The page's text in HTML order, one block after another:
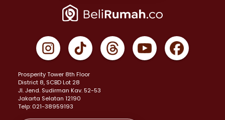
Properti Dijual di Jakarta Pusat >
Properti Dijual di Gambir >
Properti Dijual di Johar Baru >
Properti Dijual di Menteng >
Properti Dijual di Senen >
Properti Dijual di Tanah Abang >
Properti Dijual di Cikini >
Prosperity Tower 8th Floor
District 8, SCBD Lot 28
JI. Jend. Sudirman Kav. 52-53
Jakarta Selatan 12190
Telp: 021-38959193